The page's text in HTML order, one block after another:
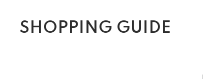
SHOPPING GUIDE